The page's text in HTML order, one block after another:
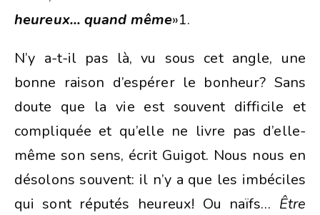
heureux… quand même»1.
N’y a-t-il pas là, vu sous cet angle, une
bonne raison d’espérer le bonheur? Sans
doute que la vie est souvent difficile et
compliquée et qu’elle ne livre pas d’elle-
même son sens, écrit Guigot. Nous nous en
désolons souvent: il n’y a que les imbéciles
qui sont réputés heureux! Ou naïfs… Être